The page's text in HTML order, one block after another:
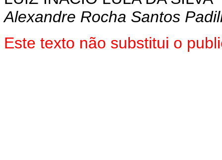
Alexandre Rocha Santos
Este texto não substitui o